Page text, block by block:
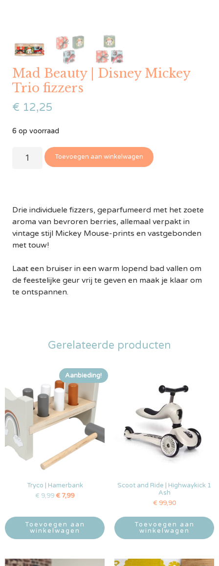
Mad Beauty | Disney Mickey
Trio fizzers
€ 12,25
6 op voorraad
Toevoegen aan winkelwagen
Drie individuele fizzers, geparfumeerd met het zoete
aroma van bevroren berries, allemaal verpakt in
vintage stijl Mickey Mouse-prints en vastgebonden
met touw!
Laat een bruiser in een warm lopend bad vallen om
de feestelijke geur vrij te geven en maak je klaar om
te ontspannen.
Gerelateerde producten
Aanbieding!
Tryco | Hamerbank
€ 9,99€ 7,99
Toevoegen aan
winkelwagen
Scoot and Ride | Highwaykick 1
Ash
€ 99,90
Toevoegen aan
winkelwagen